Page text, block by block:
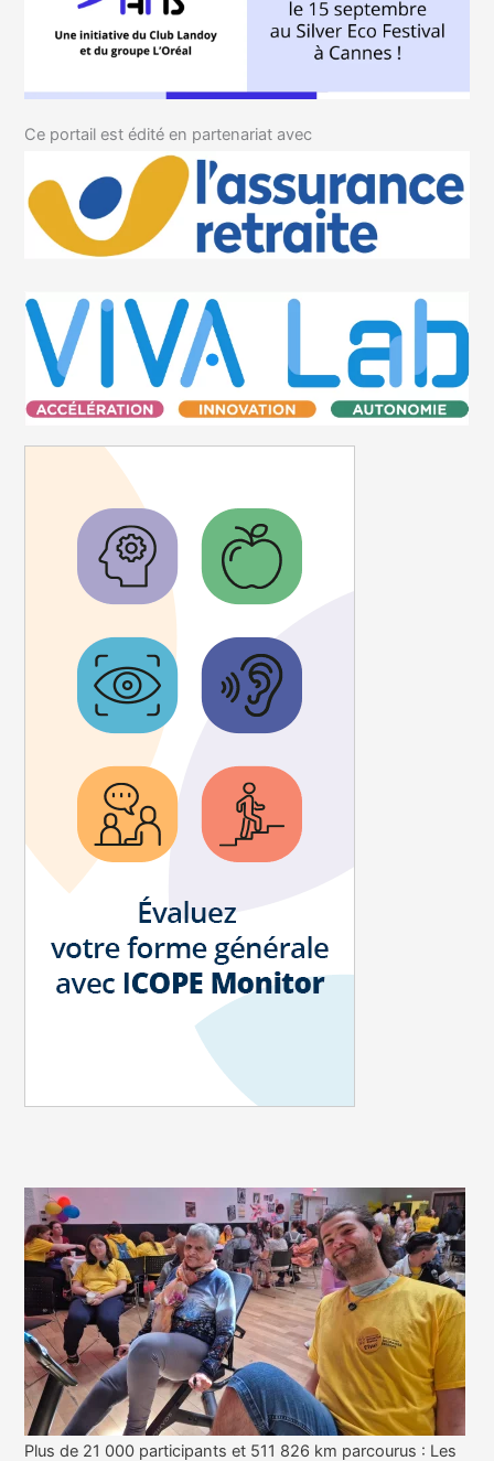
Ce portail est édité en partenariat avec
Plus de 21 000 participants et 511 826 km parcourus : Les